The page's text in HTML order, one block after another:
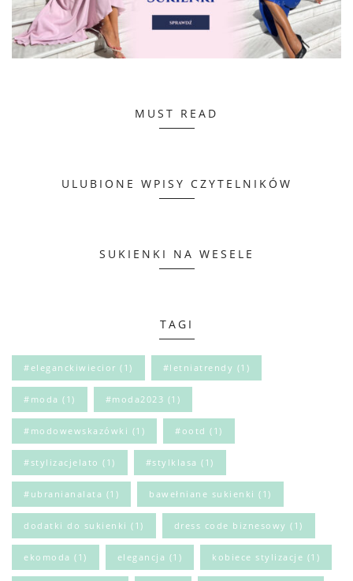
MUST READ
ULUBIONE WPISY CZYTELNIKÓW
SUKIENKI NA WESELE
TAGI
#eleganckiwiecior (1) #letniatrendy (1)
#moda (1) #moda2023 (1)
#modowewskazówki (1) #ootd (1)
#stylizacjelato (1) #stylklasa (1)
#ubranianalata (1) bawełniane sukienki (1)
dodatki do sukienki (1) dress code biznesowy (1)
ekomoda (1) elegancja (1) kobiece stylizacje (1)